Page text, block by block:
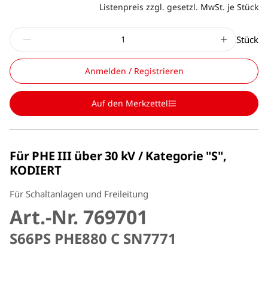
Listenpreis zzgl. gesetzl. MwSt. je Stück
Stück
Anmelden / Registrieren
Auf den Merkzettel
Für PHE III über 30 kV / Kategorie "S",
KODIERT
Für Schaltanlagen und Freileitung
Art.-Nr. 769701
S66PS PHE880 C SN7771